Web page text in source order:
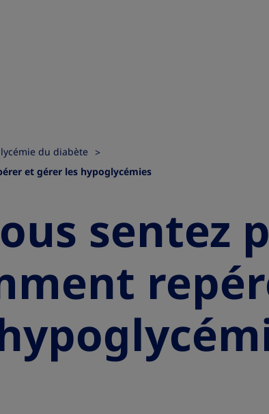
du diabète
et gérer les hypoglycémies
sentez